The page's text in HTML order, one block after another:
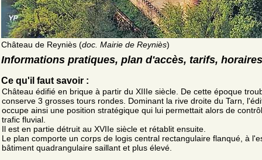
Château de Reyniès (doc. Mairie de Reyniès)
Informations pratiques, plan d'accès, tarifs, horaires
Ce qu'il faut savoir :
Château édifié en brique à partir du XIIIe siècle. De cette époque
conserve 3 grosses tours rondes. Dominant la rive droite du Tarn,
occupe ainsi une position stratégique qui lui permettait alors de
trafic fluvial.
Il est en partie détruit au XVIIe siècle et rétablit ensuite.
Le plan comporte un corps de logis central rectangulaire flanqué, à
bâtiment quadrangulaire saillant et plus élevé.